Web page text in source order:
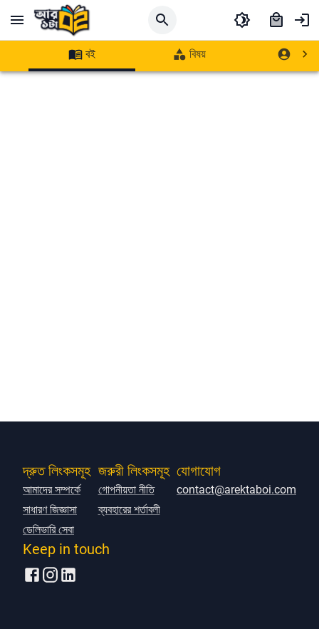
বই বিষয় লেখক
দ্রুত লিংকসমূহ
আমাদের সম্পর্কে
সাধারণ জিজ্ঞাসা
ডেলিভারি সেবা
জরুরী লিংকসমূহ
গোপনীয়তা নীতি
ব্যবহারের শর্তাবলী
যোগাযোগ
contact@arektaboi.com
Keep in touch